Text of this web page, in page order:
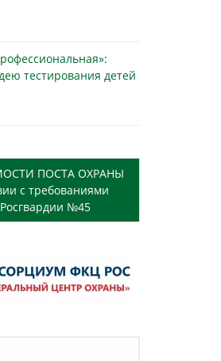
тестирования детей
ПОСТА ОХРАНЫ
с требованиями
№45